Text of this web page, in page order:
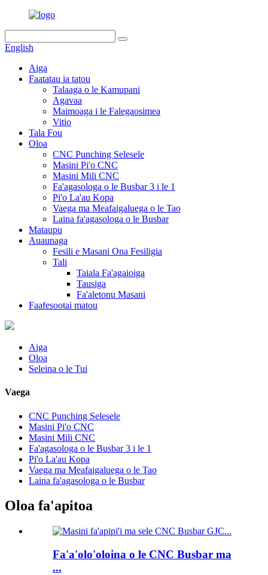
English
Aiga
Faatatau ia tatou
Talaaga o le Kamupani
Agavaa
Maimoaga i le Falegaosimea
Vitio
Tala Fou
Oloa
CNC Punching Selesele
Masini Pi'o CNC
Masini Mili CNC
Fa'agasologa o le Busbar 3 i le 1
Pi'o La'au Kopa
Vaega ma Meafaigaluega o le Tao
Laina fa'agasologa o le Busbar
Mataupu
Auaunaga
Fesili e Masani Ona Fesiligia
Tali
Taiala Fa'agaioiga
Tausiga
Fa'aletonu Masani
Faafesootai matou
Aiga
Oloa
Seleina o le Tui
Vaega
CNC Punching Selesele
Masini Pi'o CNC
Masini Mili CNC
Fa'agasologa o le Busbar 3 i le 1
Pi'o La'au Kopa
Vaega ma Meafaigaluega o le Tao
Laina fa'agasologa o le Busbar
Oloa fa'apitoa
Fa'a'olo'oloina o le CNC Busbar ma
...